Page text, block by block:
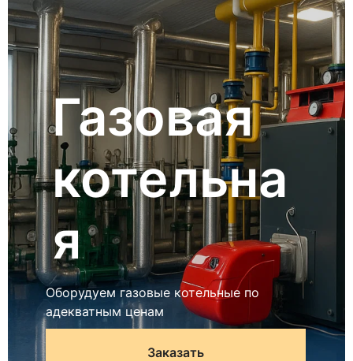
Газовая
котельна
я
Оборудуем газовые котельные по
адекватным ценам
Заказать